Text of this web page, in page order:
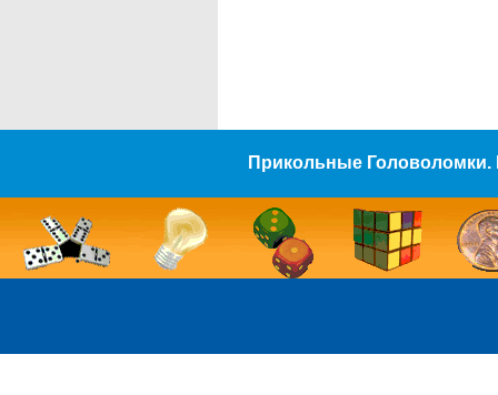
Прикольные